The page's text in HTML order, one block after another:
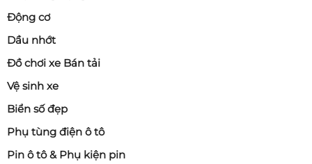
Động cơ
Dầu nhớt
Đồ chơi xe Bán tải
Vệ sinh xe
Biển số đẹp
Phụ tùng điện ô tô
Pin ô tô & Phụ kiện pin